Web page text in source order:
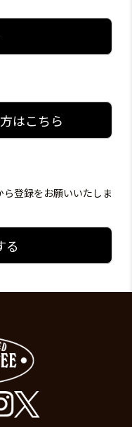
はこちら
登録をお願いいたしま
る